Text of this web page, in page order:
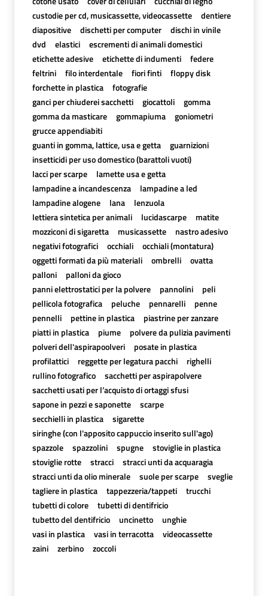
custodie per cd, musicassette, videocassette
dentiere
diapositive
dischetti per computer
dischi in vinile
dvd
elastici
escrementi di animali domestici
etichette adesive
etichette di indumenti
federe
feltrini
filo interdentale fiori finti
floppy disk
forchette in plastica
fotografie
ganci per chiuderei sacchetti
giocattoli
gomma
gomma da masticare
gommapiuma
goniometri
grucce appendiabiti
guanti in gomma, lattice, usa e getta
guarnizioni
insetticidi per uso domestico (barattoli vuoti)
lacci per scarpe
lamette usa e getta
lampadine a incandescenza
lampadine a led
lampadine alogene
lana
lenzuola
lettiera sintetica per animali
lucidascarpe
matite
mozziconi di sigaretta
musicassette
nastro adesivo
negativi fotografici
occhiali
occhiali (montatura)
oggetti formati da più materiali
ombrelli
ovatta
palloni
palloni da gioco
panni elettrostatici per la polvere
pannolini
peli
pellicola fotografica
peluche pennarelli
penne
pennelli
pettine in plastica
piastrine per zanzare
piatti in plastica
piume
polvere da pulizia pavimenti
polveri dell'aspirapoolveri
posate in plastica
profilattici
reggette per legatura pacchi
righelli
rullino fotografico
sacchetti per aspirapolvere
sacchetti usati per l’acquisto di ortaggi sfusi
sapone in pezzi e saponette
scarpe
secchielli in plastica
sigarette
siringhe (con l'apposito cappuccio inserito sull'ago)
spazzole
spazzolini spugne
stoviglie in plastica
stoviglie rotte
stracci
stracci unti da acquaragia
stracci unti da olio minerale
suole per scarpe
sveglie
tagliere in plastica
tappezzeria/tappeti
trucchi
tubetti di colore
tubetti di dentifricio
tubetto del dentifricio
uncinetto
unghie
vasi in plastica
vasi in terracotta
videocassette
zaini
zerbino zoccoli